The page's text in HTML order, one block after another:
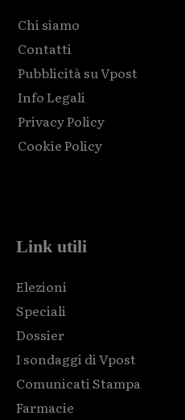
Chi siamo
Contatti
Pubblicità su Vpost
Info Legali
Privacy Policy
Cookie Policy
Link utili
Elezioni
Speciali
Dossier
I sondaggi di Vpost
Comunicati Stampa
Farmacie